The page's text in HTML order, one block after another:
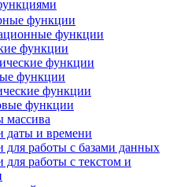
функции
функции
функции
функции
функции
функции
функции
даты и времени
работы с базами данных
работы с текстом и